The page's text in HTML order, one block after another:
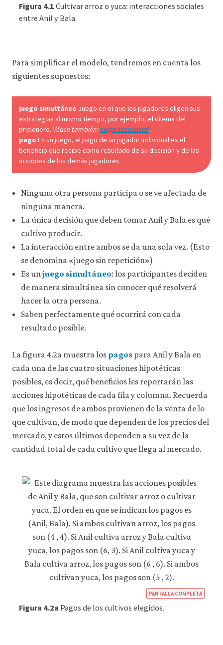
4-
Figura 4.1 Cultivar arroz o yuca: interacciones sociales
entre Anil y Bala.
Para simplificar el modelo, tendremos en cuenta los
siguientes supuestos:
juego simultáneo Juego en el que los jugadores eligen sus
estrategias al mismo tiempo, por ejemplo, el dilema del
prisionero. Véase también:juego secuencial.
pago En un juego, el pago de un jugador individual es el
beneficio que recibe como resultado de su decisión y de las
acciones de los demás jugadores.
Ninguna otra persona participa o se ve afectada de
ninguna manera.
La única decisión que deben tomar Anil y Bala es qué
cultivo producir.
La interacción entre ambos se da una sola vez. (Esto
se denomina «juego sin repetición»)
Es unjuego simultáneo: los participantes deciden
de manera simultánea sin conocer qué resolverá
hacer la otra persona.
Saben perfectamente qué ocurrirá con cada
resultado posible.
La figura 4.2a muestra los pagos para Anil y Bala en
cada una de las cuatro situaciones hipotéticas
posibles, es decir, qué beneficios les reportarán las
acciones hipotéticas de cada fila y columna. Recuerda
que los ingresos de ambos provienen de la venta de lo
que cultivan, de modo que dependen de los precios del
mercado, y estos últimos dependen a su vez de la
cantidad total de cada cultivo que llega al mercado.
PANTALLA COMPLETA
Figura 4.2a Pagos de los cultivos elegidos.